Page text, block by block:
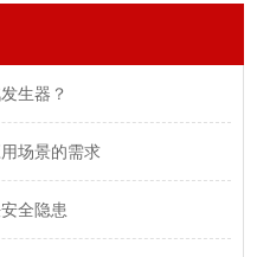
生器？
场景的需求
全隐患